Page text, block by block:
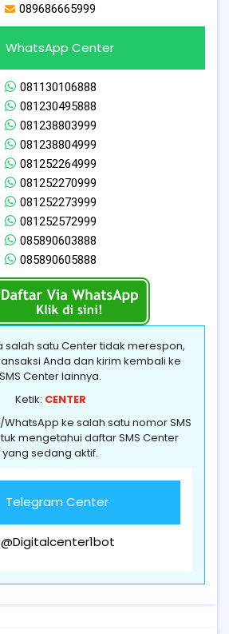
089686665999
WhatsApp Center
081130106888
081230495888
081238803999
081238804999
081252264999
081252270999
081252273999
081252572999
085890603888
085890605888
salah satu Center tidak merespon,
Anda dan kirim kembali ke
SMS Center lainnya.
Ketik: CENTER
WhatsApp ke salah satu nomor SMS
mengetahui daftar SMS Center
yang sedang aktif.
Telegram Center
@Digitalcenter1bot